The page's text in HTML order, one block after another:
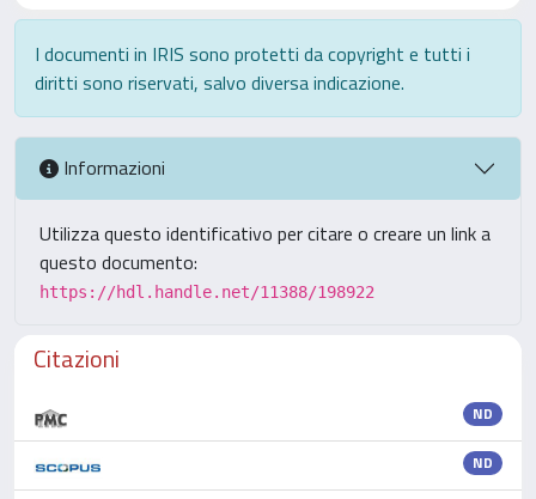
I documenti in IRIS sono protetti da copyright e tutti i
diritti sono riservati, salvo diversa indicazione.
Informazioni
Utilizza questo identificativo per citare o creare un link a
questo documento:
https://hdl.handle.net/11388/198922
Citazioni
ND
ND